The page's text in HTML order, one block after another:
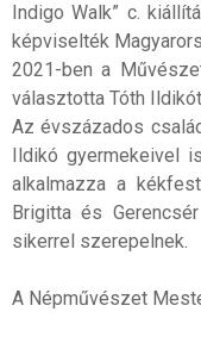
Indigo Walk” c.
képviselték
2021-ben a
választotta Tóth
Az évszázados
Ildikó gyermekeivel
alkalmazza a
Brigitta és
sikerrel szerepelnek.
A Népművészet